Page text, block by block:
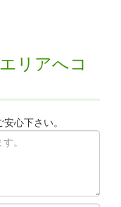
リアへコ
心下さい。